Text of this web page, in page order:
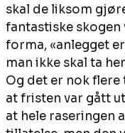
skal de liksom
fantastiske
forma, «anlegget
man ikke skal ta
Og det er nok
at fristen var gått
at hele raseringen